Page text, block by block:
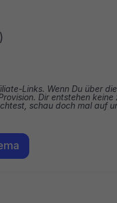
Links. Wenn Du über
Dir entstehen keine
schau doch mal auf